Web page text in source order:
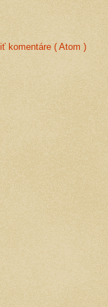
komentáre ( Atom )